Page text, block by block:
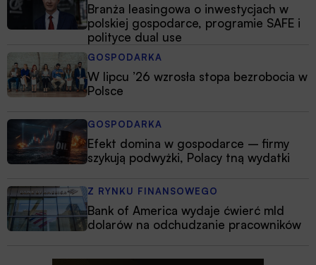
Branża leasingowa o inwestycjach w
polskiej gospodarce, programie SAFE i
polityce dual use
GOSPODARKA
W lipcu ’26 wzrosła stopa bezrobocia w
Polsce
GOSPODARKA
Efekt domina w gospodarce – firmy
szykują podwyżki, Polacy tną wydatki
Z RYNKU FINANSOWEGO
Bank of America wydaje ćwierć mld
dolarów na odchudzanie pracowników